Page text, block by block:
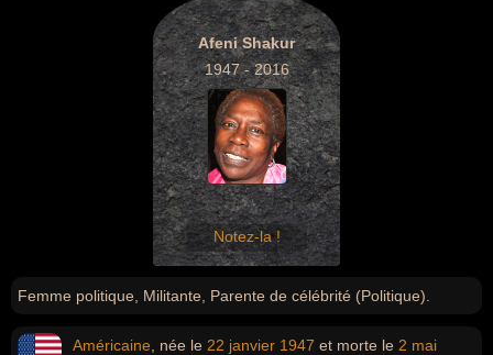
Afeni Shakur
1947 - 2016
Notez-la !
Femme politique, Militante, Parente de célébrité (Politique).
Américaine , née le 22 janvier 1947 et morte le 2 mai